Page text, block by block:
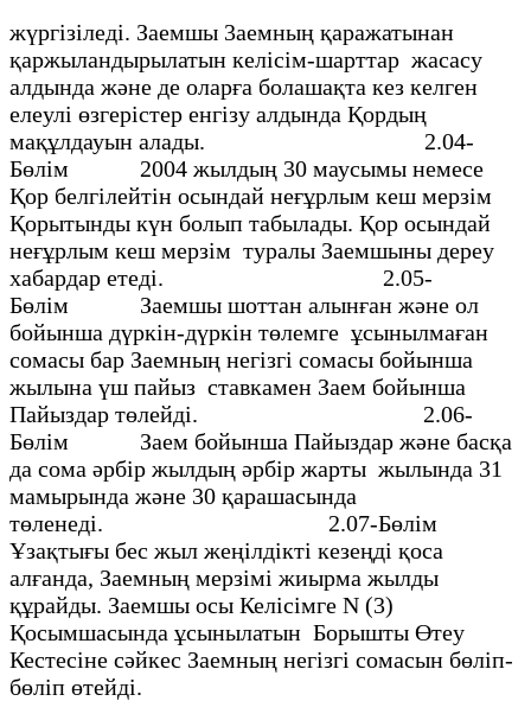
жүргiзiледi. Заемшы 3аемның қаражатынан
қаржыландырылатын келiсiм-шарттар жасасу
алдында және де оларға болашақта кез келген
елеулі өзгерiстер енгiзу алдында Қордың
мақұлдауын алады. 2.04-
Бөлiм 2004 жылдың 30 маусымы немесе
Қор белгiлейтiн осындай неғұрлым кеш мерзiм
Қорытынды күн болып табылады. Қор осындай
неғұрлым кеш мерзiм туралы Заемшыны дереу
хабардар етедi. 2.05-
Бөлiм Заемшы шоттан алынған және ол
бойынша дүркін-дүркiн төлемге ұсынылмаған
сомасы бар Заемның негiзгi сомасы бойынша
жылына үш пайыз ставкамен Заем бойынша
Пайыздар төлейдi. 2.06-
Бөлiм Заем бойынша Пайыздар және басқа
да сома әрбiр жылдың әрбiр жарты жылында 31
мамырында және 30 қарашасында
төленедi. 2.07-Бөлiм
Ұзақтығы бес жыл жеңiлдiктi кезеңдi қоса
алғанда, Заемның мерзiмi жиырма жылды
құрайды. Заемшы осы Келiсiмге N (3)
Қосымшасында ұсынылатын Борышты Өтеу
Кестесiне сәйкес Заемның негiзгі сомасын бөлiп-
бөлiп өтейдi.